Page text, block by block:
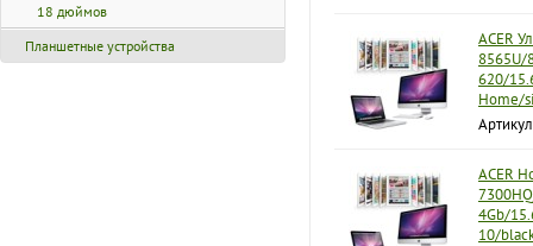
18 дюймов
Планшетные устройства
ACER
8565U/
620/
Home/
ACER
4Gb/
10/